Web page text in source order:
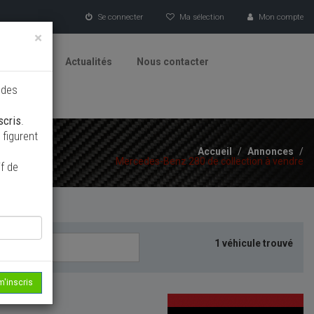
Se connecter Ma sélection Mon compte
Actualités Nous contacter
Accueil / Annonces
/
Mercedes-Benz 280 de collection à vendre
1 véhicule trouvé
×
.
de